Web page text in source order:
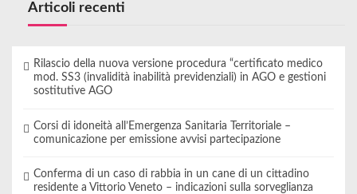
Articoli recenti
Rilascio della nuova versione procedura “certificato medico
mod. SS3 (invalidità inabilità previdenziali) in AGO e gestioni
sostitutive AGO
Corsi di idoneità all’Emergenza Sanitaria Territoriale –
comunicazione per emissione avvisi partecipazione
Conferma di un caso di rabbia in un cane di un cittadino
residente a Vittorio Veneto – indicazioni sulla sorveglianza